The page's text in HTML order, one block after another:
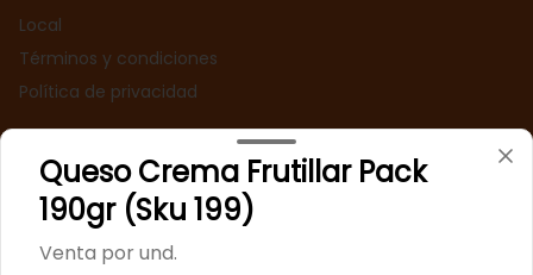
Local
Términos y condiciones
Política de privacidad
Instagram
Facebook
Queso Crema Frutillar Pack
190gr (Sku 199)
Venta por und.